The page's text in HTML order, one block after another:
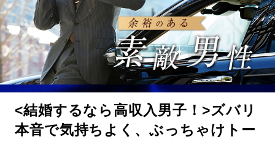
<結婚するなら高収入男子！>ズバリ
本音で気持ちよく、ぶっちゃけトー